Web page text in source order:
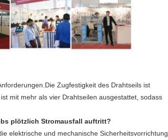
Zugfestigkeit des Drahtseils ist
mit mehr als vier Drahtseilen ausgestattet, sodass
plötzlich Stromausfall auftritt?
elektrische und mechanische Sicherheitsvorrichtung